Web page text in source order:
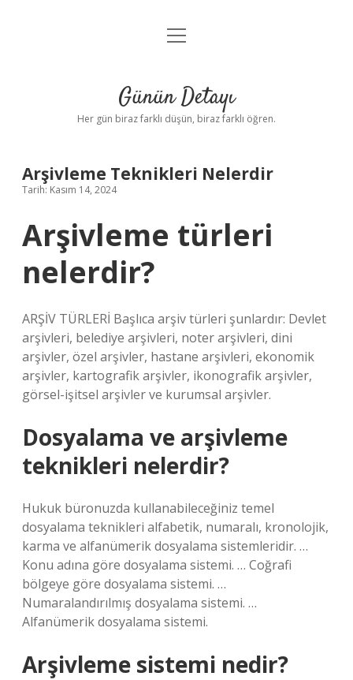
Anasayfa
Yasal Uyarı
menüyü
Günün Detayı
Her gün biraz farklı düşün, biraz farklı öğren.
Arşivleme Teknikleri Nelerdir
Tarih: Kasım 14, 2024
Arşivleme türleri
nelerdir?
ARŞİV TÜRLERİ Başlıca arşiv türleri şunlardır: Devlet
arşivleri, belediye arşivleri, noter arşivleri, dini
arşivler, özel arşivler, hastane arşivleri, ekonomik
arşivler, kartografik arşivler, ikonografik arşivler,
görsel-işitsel arşivler ve kurumsal arşivler.
Dosyalama ve arşivleme
teknikleri nelerdir?
Hukuk büronuzda kullanabileceğiniz temel
dosyalama teknikleri alfabetik, numaralı, kronolojik,
karma ve alfanümerik dosyalama sistemleridir. …
Konu adına göre dosyalama sistemi. … Coğrafi
bölgeye göre dosyalama sistemi. …
Numaralandırılmış dosyalama sistemi. …
Alfanümerik dosyalama sistemi.
Arşivleme sistemi nedir?